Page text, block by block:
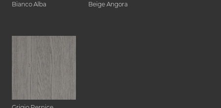
Bianco Alba Beige Angora